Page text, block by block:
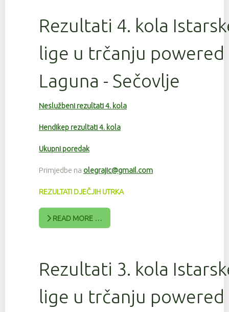
Rezultati 4. kola
lige u trčanju powered
Laguna - Sečovlje
Neslužbeni rezultati 4. kola
Hendikep rezultati 4. kola
Ukupni poredak
Primjedbe na olegrajic@gmail.com
REZULTATI DJEČJIH UTRKA
READ MORE …
Rezultati 3. kola
lige u trčanju powered